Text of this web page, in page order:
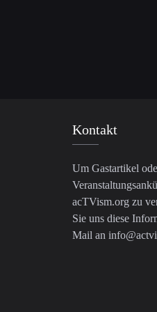
Kontakt
Um Gastartikel
acTVism.org zu
Sie uns diese
Mail an